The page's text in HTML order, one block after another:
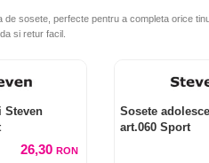
sosete, perfecte pentru a completa orice
si retur facil.
Steven
26,30RON
Sosete
art.060 Sport